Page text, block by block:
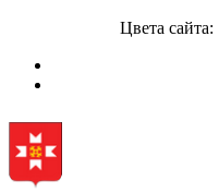
Цвета сайта: